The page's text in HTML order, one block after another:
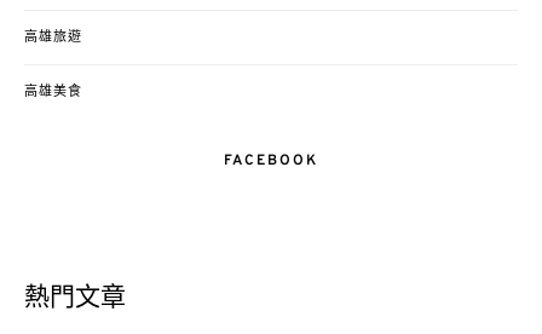
高雄旅遊
高雄美食
FACEBOOK
熱門文章